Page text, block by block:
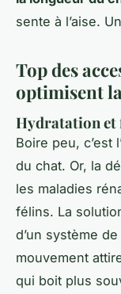
sente à l’aise.
Top des
optimisent
Hydratation
Boire peu, c’est
du chat. Or, la
les maladies
félins. La
d’un système
mouvement
qui boit plus